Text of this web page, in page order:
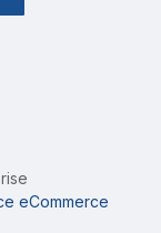
eCommerce